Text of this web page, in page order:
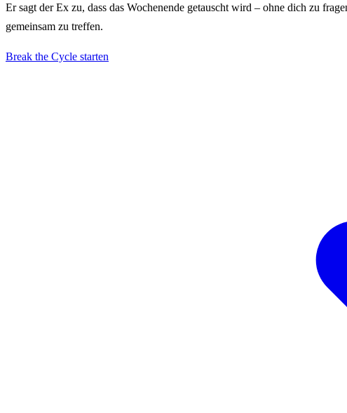
Er sagt der Ex zu, dass das Wochenende getauscht wird – ohne dich zu
gemeinsam zu treffen.
Break the Cycle starten